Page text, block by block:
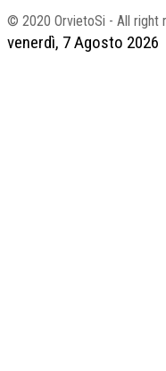
venerdì, 7 Agosto 2026
© 2020 OrvietoSi - All right